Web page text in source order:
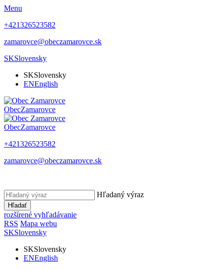
Menu
+421326523582
zamarovce@obeczamarovce.sk
SKSlovensky
SKSlovensky
ENEnglish
ObecZamarovce
ObecZamarovce
+421326523582
zamarovce@obeczamarovce.sk
Hľadaný výraz
Hľadať
rozšírené vyhľadávanie
RSS Mapa webu
SKSlovensky
SKSlovensky
ENEnglish